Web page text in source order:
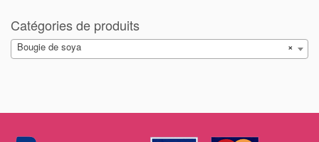
Catégories de produits
×
Bougie de soya